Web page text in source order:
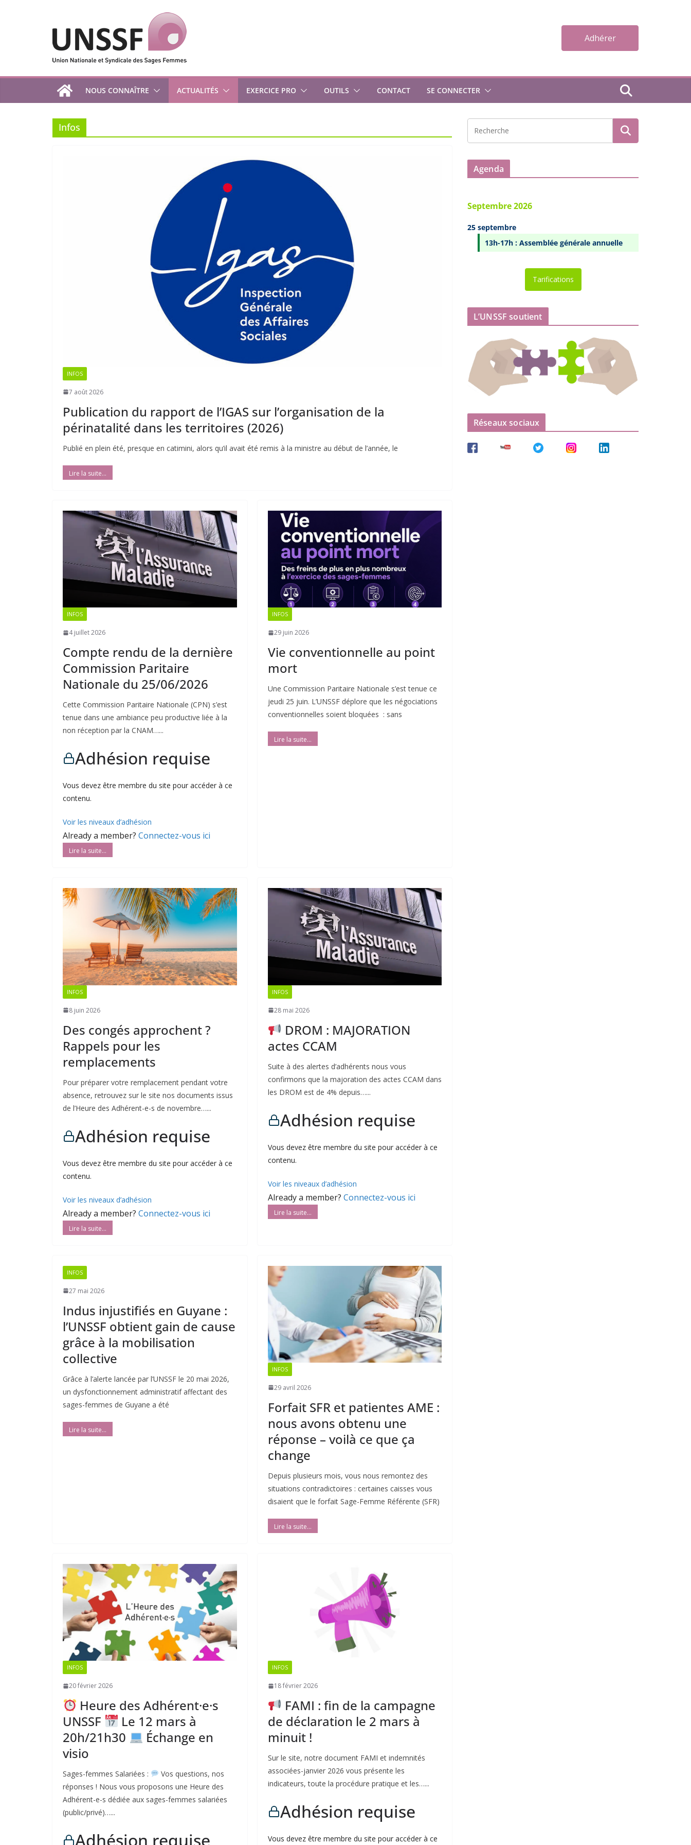
Adhérer
NOUS CONNAÎTRE ACTUALITÉS EXERCICE PRO OUTILS CONTACT SE CONNECTER
Infos
INFOS
7 août 2026
Publication du rapport de l’IGAS sur l’organisation de la
périnatalité dans les territoires (2026)
Publié en plein été, presque en catimini, alors qu’il avait été remis à la ministre au début de l’année, le
INFOS
4 juillet 2026
Compte rendu de la dernière
Commission Paritaire
Nationale du 25/06/2026
Cette Commission Paritaire Nationale (CPN) s’est
tenue dans une ambiance peu productive liée à la
non réception par la CNAM…...
Adhésion requise
Vous devez être membre du site pour accéder à ce
contenu.
Voir les niveaux d’adhésion
Already a member? Connectez-vous ici
INFOS
29 juin 2026
Vie conventionnelle au point
mort
Une Commission Paritaire Nationale s’est tenue ce
jeudi 25 juin. L’UNSSF déplore que les négociations
conventionnelles soient bloquées : sans
INFOS
8 juin 2026
Des congés approchent ?
Rappels pour les
remplacements
Pour préparer votre remplacement pendant votre
absence, retrouvez sur le site nos documents issus
de l’Heure des Adhérent-e-s de novembre…...
Adhésion requise
Vous devez être membre du site pour accéder à ce
contenu.
Voir les niveaux d’adhésion
Already a member? Connectez-vous ici
INFOS
28 mai 2026
DROM : MAJORATION
actes CCAM
Suite à des alertes d’adhérents nous vous
confirmons que la majoration des actes CCAM dans
les DROM est de 4% depuis…...
Adhésion requise
Vous devez être membre du site pour accéder à ce
contenu.
Voir les niveaux d’adhésion
Already a member? Connectez-vous ici
INFOS
27 mai 2026
Indus injustifiés en Guyane :
l’UNSSF obtient gain de cause
grâce à la mobilisation
collective
Grâce à l’alerte lancée par l’UNSSF le 20 mai 2026,
un dysfonctionnement administratif affectant des
sages-femmes de Guyane a été
INFOS
29 avril 2026
Forfait SFR et patientes AME :
nous avons obtenu une
réponse – voilà ce que ça
change
Depuis plusieurs mois, vous nous remontez des
situations contradictoires : certaines caisses vous
disaient que le forfait Sage-Femme Référente (SFR)
INFOS
20 février 2026
Heure des Adhérent·e·s
UNSSF
Le 12 mars à
20h/21h30
Échange en
visio
Sages-femmes Salariées :
Vos questions, nos
réponses ! Nous vous proposons une Heure des
Adhérent-e-s dédiée aux sages-femmes salariées
(public/privé)…...
Adhésion requise
INFOS
18 février 2026
FAMI : fin de la campagne
de déclaration le 2 mars à
minuit !
Sur le site, notre document FAMI et indemnités
associées-janvier 2026 vous présente les
indicateurs, toute la procédure pratique et les…...
Adhésion requise
Vous devez être membre du site pour accéder à ce
Agenda
Septembre 2026
25 septembre
13h-17h : Assemblée générale annuelle
Tarifications
L’UNSSF soutient
Réseaux sociaux